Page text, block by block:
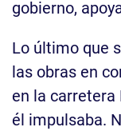
gobierno,
Lo último que
las obras en
en la carretera
él impulsaba.